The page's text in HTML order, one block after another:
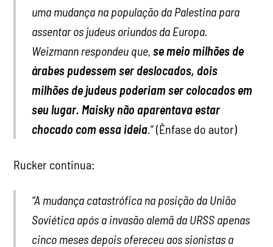
uma mudança na população da Palestina para
assentar os judeus oriundos da Europa.
Weizmann respondeu que, se meio milhões de
árabes pudessem ser deslocados, dois
milhões de judeus poderiam ser colocados em
seu lugar. Maisky não aparentava estar
chocado com essa ideia.” (Ênfase do autor)
Rucker continua:
“A mudança catastrófica na posição da União
Soviética após a invasão alemã da URSS apenas
cinco meses depois ofereceu aos sionistas a